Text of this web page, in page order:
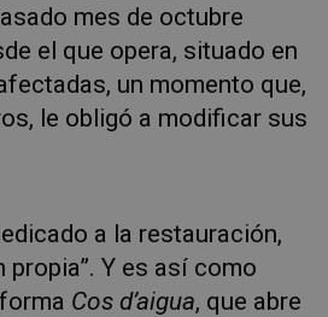
mes de octubre
el que opera, situado en
un momento que,
le obligó a modificar sus
a la restauración,
propia”. Y es así como
Cos d’aigua, que abre